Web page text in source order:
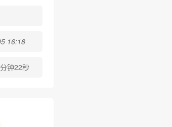
16:18
钟22秒